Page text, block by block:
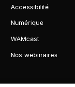
Accessibilité
Numérique
WAMcast
Nos webinaires